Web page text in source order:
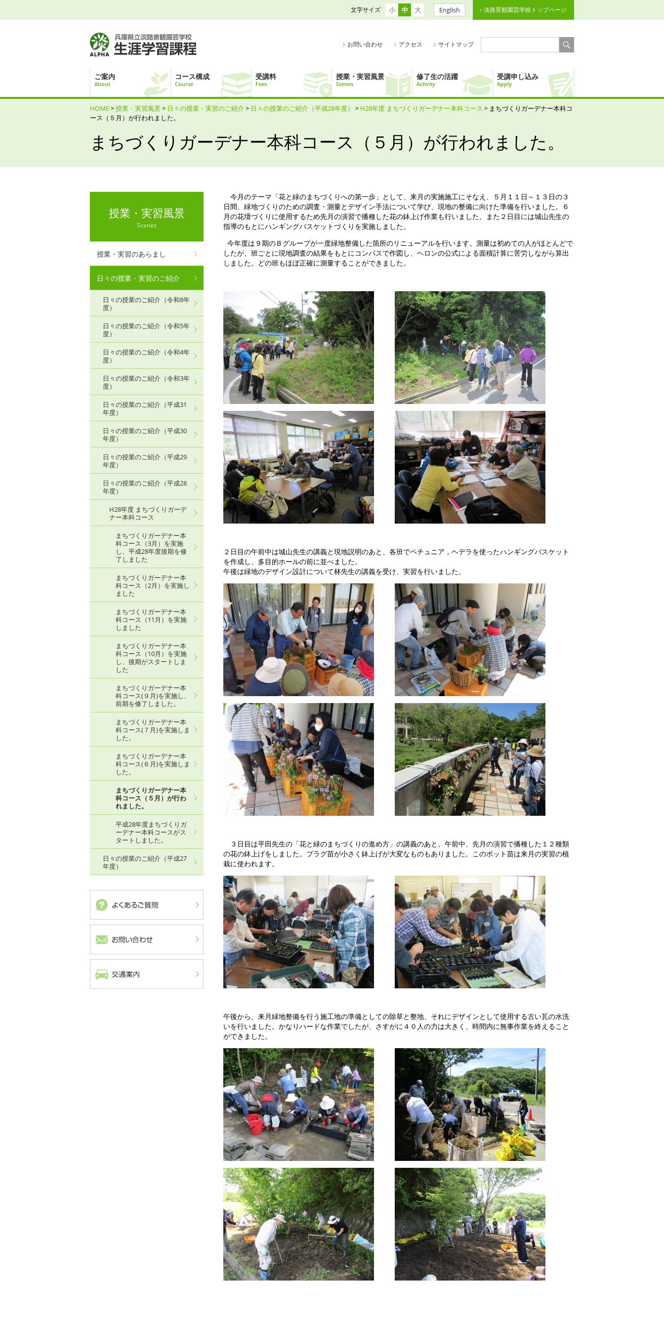
淡路景観園芸学校トップページ
English
文字サイズ 小 中 大
ご案内
About
コース構成
Course
受講料
Fees
授業・実習風景
Scenes
修了生の活躍
Activity
受講申し込み
Apply
お問い合わせ アクセス サイトマップ
HOME>授業・実習風景> 日々の授業・実習のご紹介> 日々の授業のご紹介（平成28年度） > H28年度 まちづくりガーデナー本科コース > まちづくりガーデナー本科コ
ース（５月）が行われました。
まちづくりガーデナー本科コース（５月）が行われました。
今月のテーマ「花と緑のまちづくりへの第一歩」として、来月の実施施工にそなえ、５月１１日～１３日の３
日間、緑地づくりのための調査・測量とデザイン手法について学び、現地の整備に向けた準備を行いました。６
月の花壇づくりに使用するため先月の演習で播種した花の鉢上げ作業も行いました。また２日目には城山先生の
指導のもとにハンギングバスケットづくりを実施しました。
今年度は９期のＢグループが一度緑地整備した箇所のリニューアルを行います。測量は初めての人がほとんどで
したが、班ごとに現地調査の結果をもとにコンパスで作図し、ヘロンの公式による面積計算に苦労しながら算出
しました。どの班もほぼ正確に測量することができました。
２日目の午前中は城山先生の講義と現地説明のあと、各班でペチュニア，ヘデラを使ったハンギングバスケット
を作成し、多目的ホールの前に並べました。
午後は緑地のデザイン設計について林先生の講義を受け、実習を行いました。
３日目は平田先生の「花と緑のまちづくりの進め方」の講義のあと、午前中、先月の演習で播種した１２種類
の花の鉢上げをしました。プラグ苗が小さく鉢上げが大変なものもありました。このポット苗は来月の実習の植
栽に使われます。
午後から、来月緑地整備を行う施工地の準備としての除草と整地、それにデザインとして使用する古い瓦の水洗
いを行いました。かなりハードな作業でしたが、さすがに４０人の力は大きく、時間内に無事作業を終えること
ができました。
授業・実習風景
Scenes
授業・実習のあらまし
日々の授業・実習のご紹介
日々の授業のご紹介（令和8年
度）
日々の授業のご紹介（令和5年
度）
日々の授業のご紹介（令和4年
度）
日々の授業のご紹介（令和3年
度）
日々の授業のご紹介（平成31
年度）
日々の授業のご紹介（平成30
年度）
日々の授業のご紹介（平成29
年度）
日々の授業のご紹介（平成28
年度）
H28年度 まちづくりガーデ
ナー本科コース
まちづくりガーデナー本
科コース（3月）を実施
し、平成28年度後期を修
了しました
まちづくりガーデナー本
科コース（2月）を実施し
ました
まちづくりガーデナー本
科コース（11月）を実施
しました
まちづくりガーデナー本
科コース（10月）を実施
し、後期がスタートしま
した
まちづくりガーデナー本
科コース(９月)を実施し、
前期を修了しました。
まちづくりガーデナー本
科コース(７月)を実施しま
した。
まちづくりガーデナー本
科コース(６月)を実施しま
した。
まちづくりガーデナー本
科コース（５月）が行わ
れました。
平成28年度まちづくりガ
ーデナー本科コースがス
タートしました。
日々の授業のご紹介（平成27
年度）